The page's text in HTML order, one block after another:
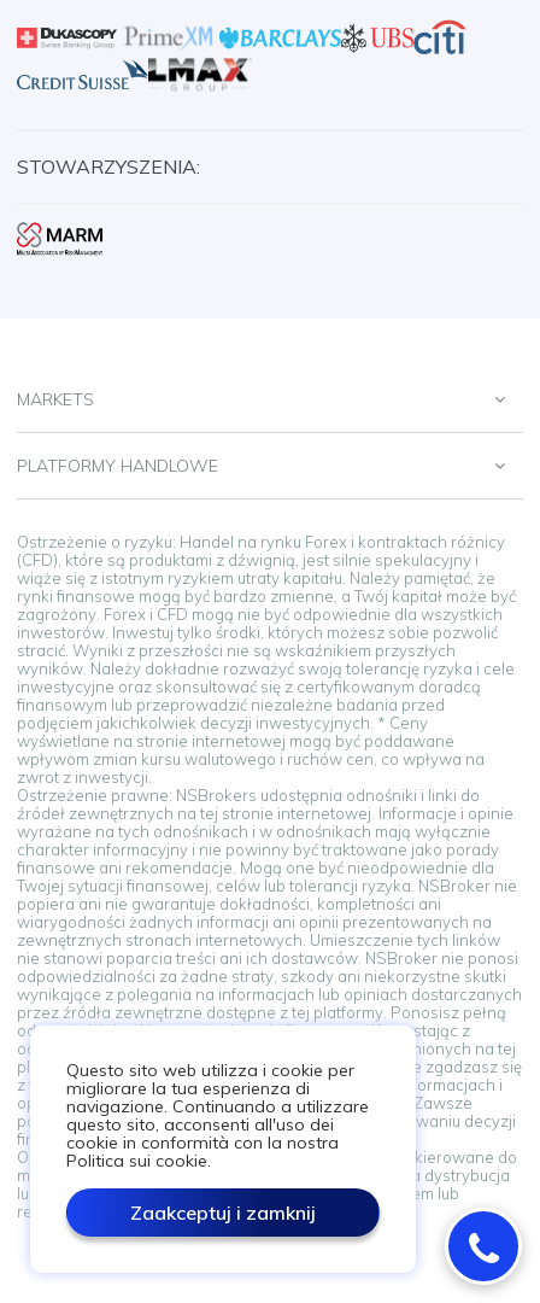
STOWARZYSZENIA:
MARKETS
PLATFORMY HANDLOWE
Ostrzeżenie o ryzyku: Handel na rynku Forex i kontraktach różnicy
(CFD), które są produktami z dźwignią, jest silnie spekulacyjny i
wiąże się z istotnym ryzykiem utraty kapitału. Należy pamiętać, że
rynki finansowe mogą być bardzo zmienne, a Twój kapitał może być
zagrożony. Forex i CFD mogą nie być odpowiednie dla wszystkich
inwestorów. Inwestuj tylko środki, których możesz sobie pozwolić
stracić. Wyniki z przeszłości nie są wskaźnikiem przyszłych
wyników. Należy dokładnie rozważyć swoją tolerancję ryzyka i cele
inwestycyjne oraz skonsultować się z certyfikowanym doradcą
finansowym lub przeprowadzić niezależne badania przed
podjęciem jakichkolwiek decyzji inwestycyjnych. * Ceny
wyświetlane na stronie internetowej mogą być poddawane
wpływom zmian kursu walutowego i ruchów cen, co wpływa na
zwrot z inwestycji.
Ostrzeżenie prawne: NSBrokers udostępnia odnośniki i linki do
źródeł zewnętrznych na tej stronie internetowej. Informacje i opinie
wyrażane na tych odnośnikach i w odnośnikach mają wyłącznie
charakter informacyjny i nie powinny być traktowane jako porady
finansowe ani rekomendacje. Mogą one być nieodpowiednie dla
Twojej sytuacji finansowej, celów lub tolerancji ryzyka. NSBroker nie
popiera ani nie gwarantuje dokładności, kompletności ani
wiarygodności żadnych informacji ani opinii prezentowanych na
zewnętrznych stronach internetowych. Umieszczenie tych linków
nie stanowi poparcia treści ani ich dostawców. NSBroker nie ponosi
odpowiedzialności za żadne straty, szkody ani niekorzystne skutki
wynikające z polegania na informacjach lub opiniach dostarczanych
przez źródła zewnętrzne dostępne z tej platformy. Ponosisz pełną
odpowiedzialność za swoje decyzje finansowe. Korzystając z
odnośników i linków do źródeł zewnętrznych udostępnionych na tej
platformie, akceptujesz to ostrzeżenie prawne. Jeśli nie zgadzasz się
z tymi warunkami, powstrzymaj się od polegania na informacjach i
opiniach prezentowanych w źródłach zewnętrznych. Zawsze
poszukaj porady zawodowego doradcy przy podejmowaniu decyzji
finansowych.
Ostrzeżenie prawne: Informacje na tej stronie nie są skierowane do
mieszkańców żadnego kraju ani jurysdykcji, gdzie taka dystrybucja
lub wykorzystanie byłoby sprzeczne z lokalnym prawem lub
regulacjami.
Questo sito web utilizza i cookie per
migliorare la tua esperienza di
navigazione. Continuando a utilizzare
questo sito, acconsenti all'uso dei
cookie in conformità con la nostra
Politica sui cookie.
Zaakceptuj i zamknij